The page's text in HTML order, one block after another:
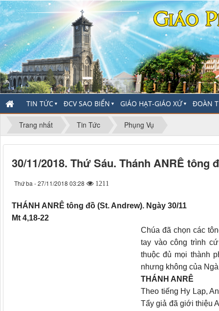
TIN TỨC ▼ ĐCV SAO BIỂN ▼ GIÁO HẠT-GIÁO XỨ▼ ĐOÀN
Trang nhất Tin Tức Phụng Vụ
30/11/2018. Thứ Sáu. Thánh ANRÊ tông
Thứ ba - 27/11/2018 03:28 1211
THÁNH ANRÊ tông đồ (St. Andrew). Ngày 30/11
Mt 4,18-22
Chúa đã chọn các
tay vào công trình
thuộc đủ mọi thành
nhưng không của
THÁNH ANRÊ
Theo tiếng Hy Lạp,
Tẩy giả đã giới thiệu